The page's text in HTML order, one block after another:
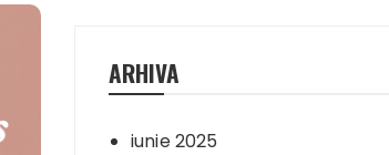
ARHIVA
iunie 2025